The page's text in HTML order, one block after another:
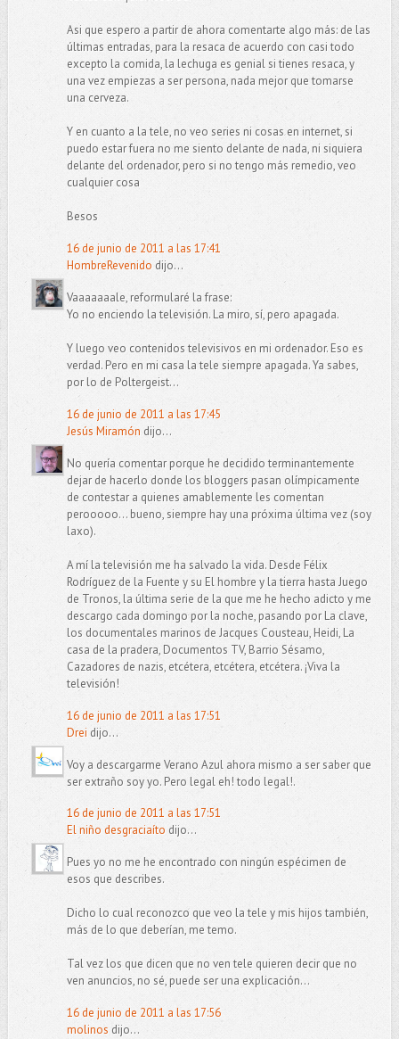
Asi que espero a partir de ahora comentarte algo más: de las
últimas entradas, para la resaca de acuerdo con casi todo
excepto la comida, la lechuga es genial si tienes resaca, y
una vez empiezas a ser persona, nada mejor que tomarse
una cerveza.
Y en cuanto a la tele, no veo series ni cosas en internet, si
puedo estar fuera no me siento delante de nada, ni siquiera
delante del ordenador, pero si no tengo más remedio, veo
cualquier cosa
Besos
16 de junio de 2011 a las 17:41
HombreRevenido dijo...
Vaaaaaaale, reformularé la frase:
Yo no enciendo la televisión. La miro, sí, pero apagada.
Y luego veo contenidos televisivos en mi ordenador. Eso es
verdad. Pero en mi casa la tele siempre apagada. Ya sabes,
por lo de Poltergeist...
16 de junio de 2011 a las 17:45
Jesús Miramón dijo...
No quería comentar porque he decidido terminantemente
dejar de hacerlo donde los bloggers pasan olímpicamente
de contestar a quienes amablemente les comentan
perooooo... bueno, siempre hay una próxima última vez (soy
laxo).
A mí la televisión me ha salvado la vida. Desde Félix
Rodríguez de la Fuente y su El hombre y la tierra hasta Juego
de Tronos, la última serie de la que me he hecho adicto y me
descargo cada domingo por la noche, pasando por La clave,
los documentales marinos de Jacques Cousteau, Heidi, La
casa de la pradera, Documentos TV, Barrio Sésamo,
Cazadores de nazis, etcétera, etcétera, etcétera. ¡Viva la
televisión!
16 de junio de 2011 a las 17:51
Drei dijo...
Voy a descargarme Verano Azul ahora mismo a ser saber que
ser extraño soy yo. Pero legal eh! todo legal!.
16 de junio de 2011 a las 17:51
El niño desgraciaíto dijo...
Pues yo no me he encontrado con ningún espécimen de
esos que describes.
Dicho lo cual reconozco que veo la tele y mis hijos también,
más de lo que deberían, me temo.
Tal vez los que dicen que no ven tele quieren decir que no
ven anuncios, no sé, puede ser una explicación...
16 de junio de 2011 a las 17:56
molinos dijo...